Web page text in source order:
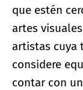
que estén
artes
artistas cuya
considere
contar con